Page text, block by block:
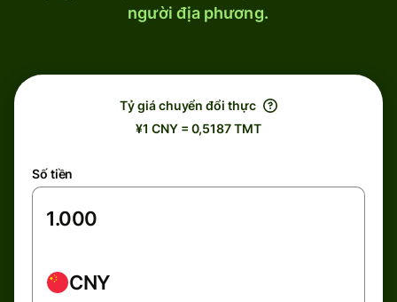
người địa phương.
Tỷ giá chuyển đổi thực
¥1 CNY = 0,5187 TMT
Số tiền
CNY